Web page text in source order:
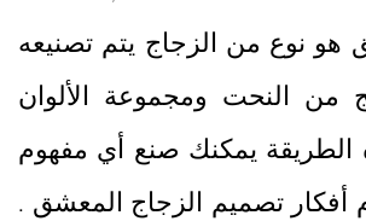
هو نوع من الزجاج يتم تصنيعه
من النحت ومجموعة الألوان
الطريقة يمكنك صنع أي مفهوم
أفكار تصميم الزجاج المعشق .